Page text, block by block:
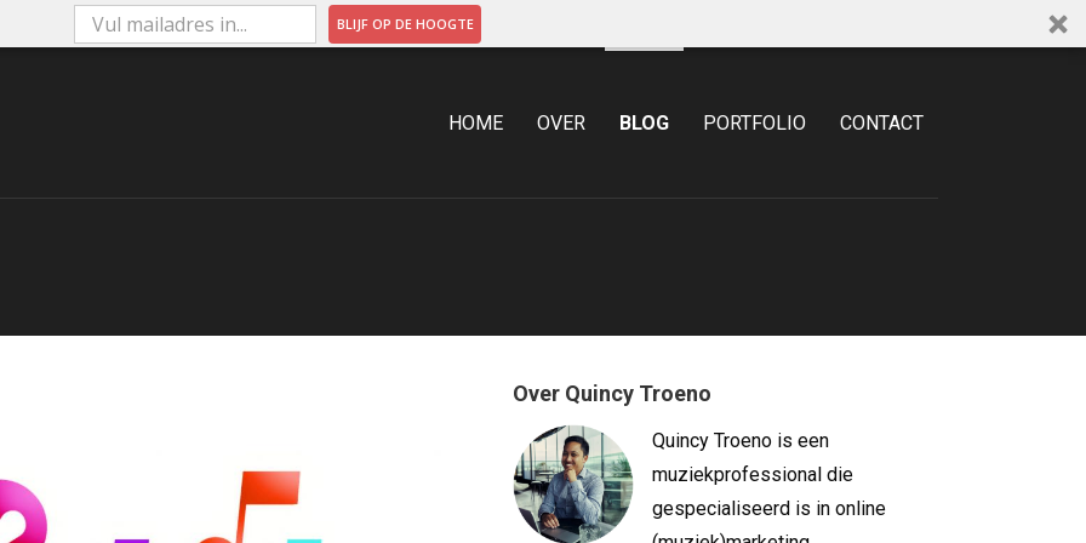
BLIJF OP DE HOOGTE
HOME OVER BLOG PORTFOLIO CONTACT
Over Quincy Troeno
Quincy Troeno is een
muziekprofessional die
gespecialiseerd is in online